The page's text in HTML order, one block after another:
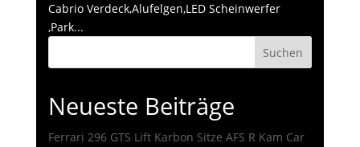
Cabrio Verdeck,Alufelgen,LED Scheinwerfer
,Park...
Suchen
Neueste Beiträge
Ferrari 296 GTS Lift Karbon Sitze AFS R Kam Car